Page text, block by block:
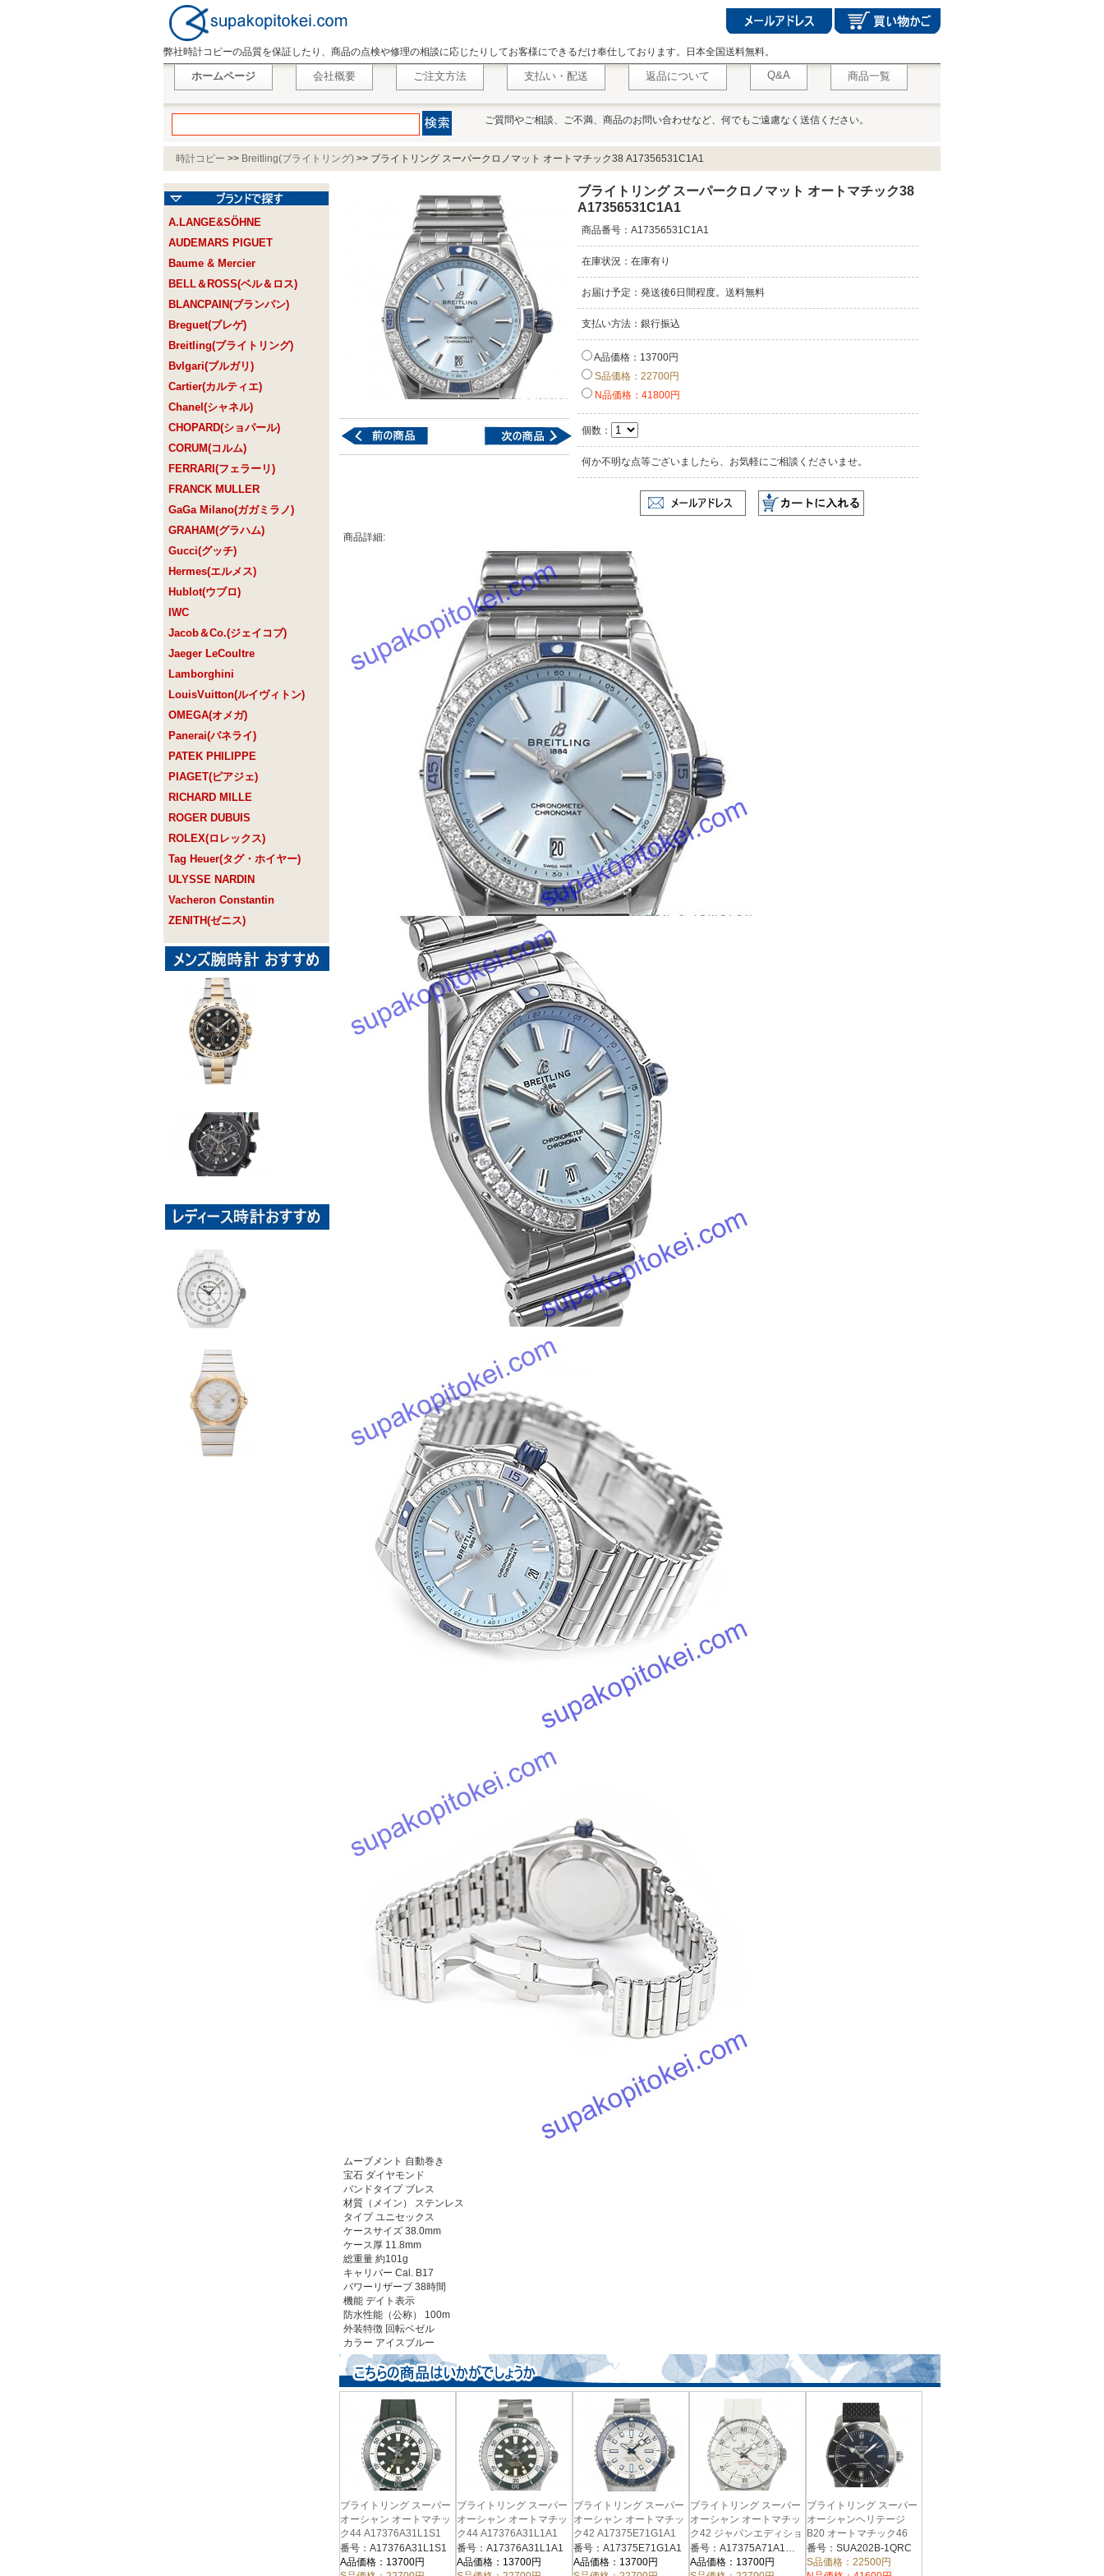
弊社時計コピーの品質を保証したり、商品の点検や修理の相談に応じたりしてお客様にできるだけ奉仕しております。日本全国送料無料。
ホームページ 会社概要 ご注文方法 支払い・配送 返品について Q&A 商品一覧
ご質問やご相談、ご不満、商品のお問い合わせなど、何でもご遠慮なく送信ください。
時計コピー >> Breitling(ブライトリング) >> ブライトリング スーパークロノマット オートマチック38 A17356531C1A1
A.LANGE&SÖHNE
AUDEMARS PIGUET
Baume & Mercier
BELL＆ROSS(ベル＆ロス)
BLANCPAIN(ブランパン)
Breguet(ブレゲ)
Breitling(ブライトリング)
Bvlgari(ブルガリ)
Cartier(カルティエ)
Chanel(シャネル)
CHOPARD(ショパール)
CORUM(コルム)
FERRARI(フェラーリ)
FRANCK MULLER
GaGa Milano(ガガミラノ)
GRAHAM(グラハム)
Gucci(グッチ)
Hermes(エルメス)
Hublot(ウブロ)
IWC
Jacob＆Co.(ジェイコブ)
Jaeger LeCoultre
Lamborghini
LouisVuitton(ルイヴィトン)
OMEGA(オメガ)
Panerai(パネライ)
PATEK PHILIPPE
PIAGET(ピアジェ)
RICHARD MILLE
ROGER DUBUIS
ROLEX(ロレックス)
Tag Heuer(タグ・ホイヤー)
ULYSSE NARDIN
Vacheron Constantin
ZENITH(ゼニス)
ブライトリング スーパークロノマット オートマチック38
A17356531C1A1
商品番号：A17356531C1A1
在庫状況：在庫有り
お届け予定：発送後6日間程度。送料無料
支払い方法：銀行振込
A品価格：13700円
S品価格：22700円
N品価格：41800円
個数：
何か不明な点等ございましたら、お気軽にご相談くださいませ。
商品詳細:
ムーブメント 自動巻き
宝石 ダイヤモンド
バンドタイプ ブレス
材質（メイン） ステンレス
タイプ ユニセックス
ケースサイズ 38.0mm
ケース厚 11.8mm
総重量 約101g
キャリバー Cal. B17
パワーリザーブ 38時間
機能 デイト表示
防水性能（公称） 100m
外装特徴 回転ベゼル
カラー アイスブルー
ブライトリング スーパー
オーシャン オートマチッ
ク44 A17376A31L1S1
番号：A17376A31L1S1
A品価格：13700円
ブライトリング スーパー
オーシャン オートマチッ
ク44 A17376A31L1A1
番号：A17376A31L1A1
A品価格：13700円
ブライトリング スーパー
オーシャン オートマチッ
ク42 A17375E71G1A1
番号：A17375E71G1A1
A品価格：13700円
ブライトリング スーパー
オーシャン オートマチッ
ク42 ジャパンエディショ
ン A17375A71A1S1
A17375
番号：A17375A71A1S1 A17375
A品価格：13700円
ブライトリング スーパー
オーシャンヘリテージ
B20 オートマチック46
A202B-
1QRC(AB2020121B1S1)
番号：SUA202B-1QRC
S品価格：22500円